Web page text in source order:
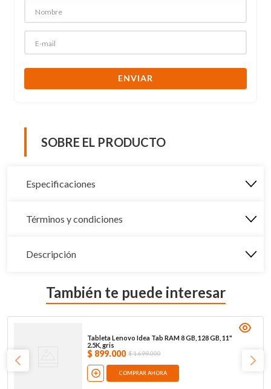
ENVIAR
SOBRE EL PRODUCTO
Especificaciones
Términos y condiciones
Descripción
También te puede interesar
Tableta Lenovo Idea Tab RAM 8 GB, 128 GB, 11"
2.5K, gris
$ 899.000 $1.699.000
COMPRAR AHORA